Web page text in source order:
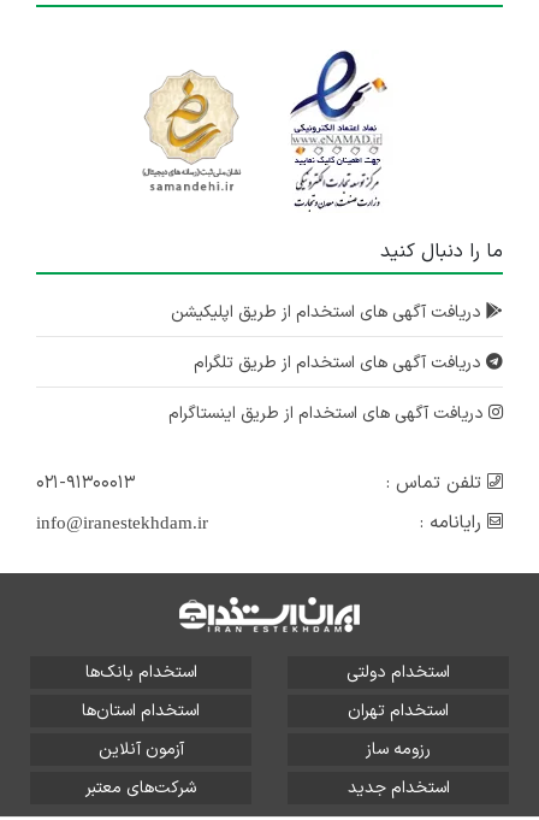
ما را دنبال کنید
دریافت آگهی های استخدام از طریق اپلیکیشن
دریافت آگهی های استخدام از طریق تلگرام
دریافت آگهی های استخدام از طریق اینستاگرام
تلفن تماس :
۰۲۱-۹۱۳۰۰۰۱۳
رایانامه :
info@iranestekhdam.ir
استخدام دولتی
استخدام بانک‌ها
استخدام تهران
استخدام استان‌ها
رزومه ساز
آزمون آنلاین
استخدام جدید
شرکت‌های معتبر